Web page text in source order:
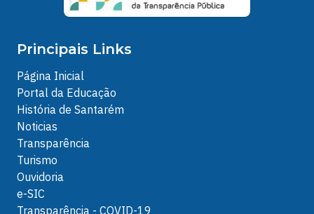
Principais Links
Página Inicial
Portal da Educação
História de Santarém
Noticias
Transparência
Turismo
Ouvidoria
e-SIC
Transparência - COVID-19